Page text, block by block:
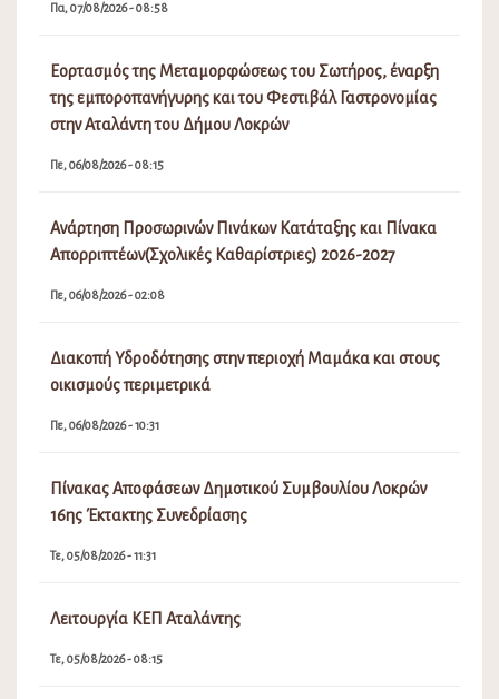
Πα, 07/08/2026 - 08:58
Εορτασμός της Μεταμορφώσεως του Σωτήρος, έναρξη
της εμποροπανήγυρης και του Φεστιβάλ Γαστρονομίας
στην Αταλάντη του Δήμου Λοκρών
Πε, 06/08/2026 - 08:15
Ανάρτηση Προσωρινών Πινάκων Κατάταξης και Πίνακα
Απορριπτέων(Σχολικές Καθαρίστριες) 2026-2027
Πε, 06/08/2026 - 02:08
Διακοπή Υδροδότησης στην περιοχή Μαμάκα και στους
οικισμούς περιμετρικά
Πε, 06/08/2026 - 10:31
Πίνακας Αποφάσεων Δημοτικού Συμβουλίου Λοκρών
16ης Έκτακτης Συνεδρίασης
Τε, 05/08/2026 - 11:31
Λειτουργία ΚΕΠ Αταλάντης
Τε, 05/08/2026 - 08:15